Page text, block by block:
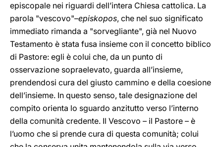
episcopale nei riguardi dell’intera Chiesa cattolica. La
parola "vescovo"–episkopos, che nel suo significato
immediato rimanda a "sorvegliante", già nel Nuovo
Testamento è stata fusa insieme con il concetto biblico
di Pastore: egli è colui che, da un punto di
osservazione sopraelevato, guarda all’insieme,
prendendosi cura del giusto cammino e della coesione
dell’insieme. In questo senso, tale designazione del
compito orienta lo sguardo anzitutto verso l’interno
della comunità credente. Il Vescovo – il Pastore – è
l’uomo che si prende cura di questa comunità; colui